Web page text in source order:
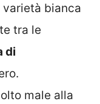
varietà bianca
tra le
di
male alla